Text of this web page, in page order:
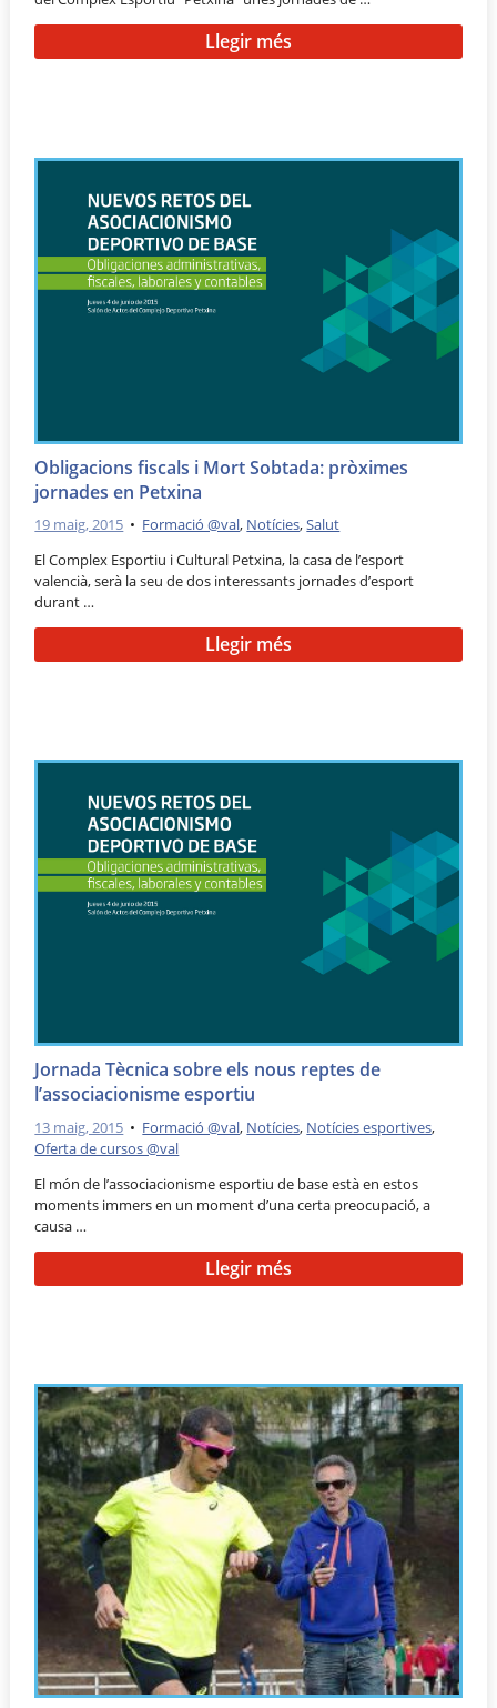
Llegir més
Obligacions fiscals i Mort Sobtada: pròximes
jornades en Petxina
19 maig, 2015 • Formació @val, Notícies,Salut
El Complex Esportiu i Cultural Petxina, la casa de l’esport
valencià, serà la seu de dos interessants jornades d’esport
durant …
Llegir més
Jornada Tècnica sobre els nous reptes de
l’associacionisme esportiu
13 maig, 2015 • Formació @val, Notícies, Notícies esportives,
Oferta de cursos @val
El món de l’associacionisme esportiu de base està en estos
moments immers en un moment d’una certa preocupació, a
causa …
Llegir més